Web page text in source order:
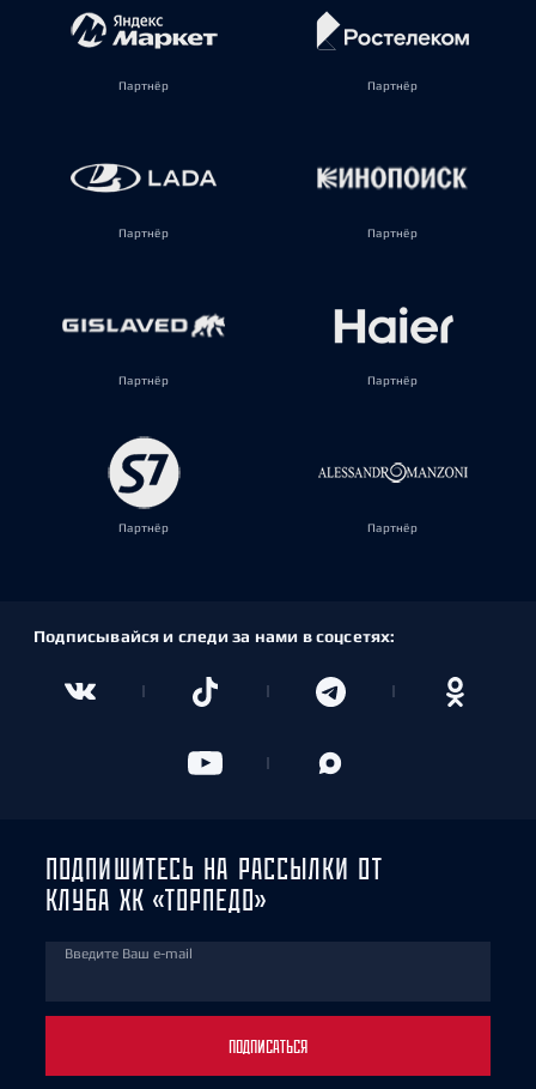
Партнёр Партнёр
Партнёр Партнёр
Партнёр Партнёр
Партнёр Партнёр
Подписывайся и следи за нами в соцсетях:
ПОДПИШИТЕСЬ НА РАССЫЛКИ ОТ
КЛУБА ХК «ТОРПЕДО»
Введите Ваш e-mail
ПОДПИСАТЬСЯ